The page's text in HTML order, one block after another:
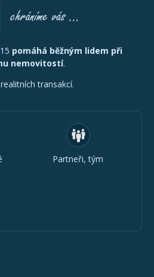
pomáhá běžným lidem při
nemovitostí.
transakcí.
Partneři, tým